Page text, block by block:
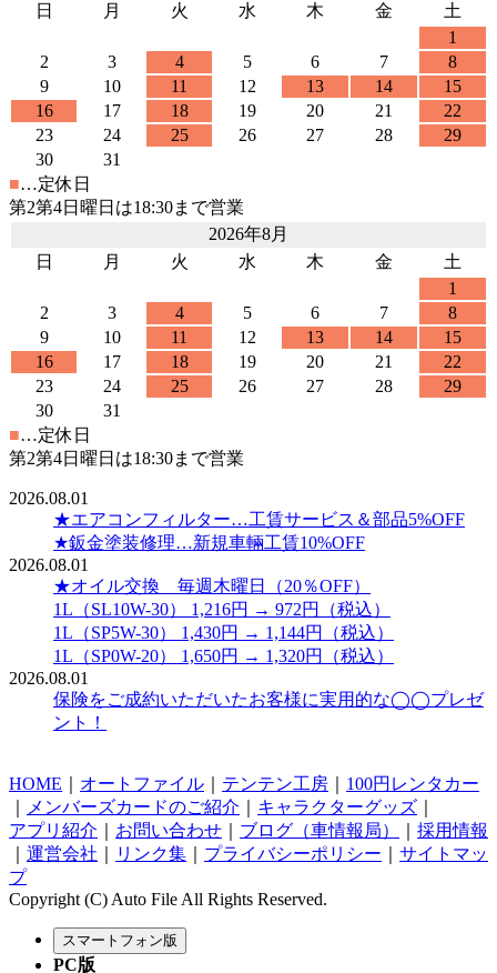
日
月 火 水 木 金
土
1
2
3 4 5 6 7
8
9
10 11 12 13 14
15
16
17 18 19 20 21
22
23
24 25 26 27 28
29
30
31
■…定休日
第2第4日曜日は18:30まで営業
2026年8月
日
月 火 水 木 金
土
1
2
3 4 5 6 7
8
9
10 11 12 13 14
15
16
17 18 19 20 21
22
23
24 25 26 27 28
29
30
31
■…定休日
第2第4日曜日は18:30まで営業
2026.08.01
★エアコンフィルター…工賃サービス＆部品5%OFF
★鈑金塗装修理…新規車輛工賃10%OFF
2026.08.01
★オイル交換 毎週木曜日（20％OFF）
1L（SL10W-30） 1,216円 → 972円（税込）
1L（SP5W-30） 1,430円 → 1,144円（税込）
1L（SP0W-20） 1,650円 → 1,320円（税込）
2026.08.01
保険をご成約いただいたお客様に実用的な◯◯プレゼ
ント！
HOME オートファイル テンテン工房
100円レンタカー
メンバーズカードのご紹介 キャラクターグッズ
アプリ紹介
お問い合わせ ブログ（車情報局）
採用情報
運営会社 リンク集 プライバシーポリシー
サイトマッ
プ
Copyright (C) Auto File All Rights Reserved.
PC版